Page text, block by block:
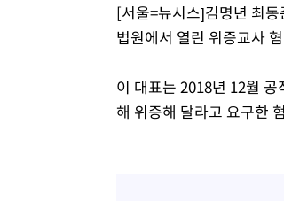
[서울=뉴시스]김명년 최
법원에서 열린 위증교사
이 대표는 2018년 12월
해 위증해 달라고 요구한